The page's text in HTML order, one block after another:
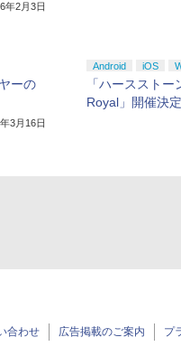
年2月3日
ーの
3月16日
Android iOS
「ハーススト
Royal」開催決定
合わせ 広告掲載のご案内 プ